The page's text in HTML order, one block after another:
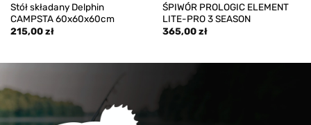
Stół składany Delphin
CAMPSTA 60x60x60cm
215,00zł
ŚPIWÓR PROLOGIC ELEMENT
LITE-PRO 3 SEASON
365,00zł